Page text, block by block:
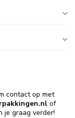
contact op met
of
je graag verder!